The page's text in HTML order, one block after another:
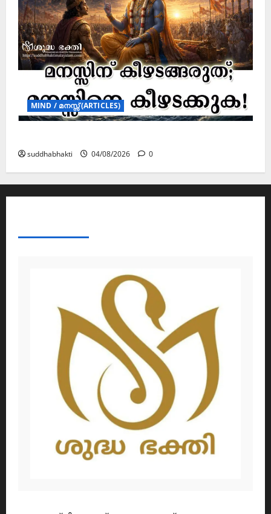
MIND / മനസ്സ് (ARTICLES)
suddhabhakti 04/08/2026 0